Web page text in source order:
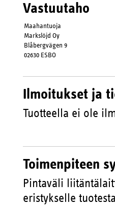
Vastuutaho
Maahantuoja
Markslöjd Oy
Blåbergvägen 9
02630 ESBO
Ilmoitukset ja
Tuotteella ei ole
Toimenpiteen
Pintaväli
eristykselle